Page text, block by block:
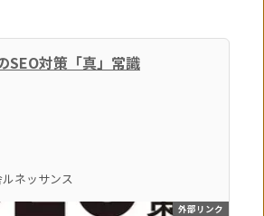
SEO対策「真」常識
ネッサンス
外部リンク